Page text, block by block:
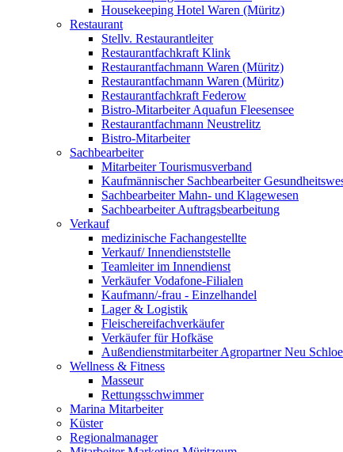
Housekeeping Hotel Waren (Müritz)
Restaurant
Stellv. Restaurantleiter
Restaurantfachkraft Klink
Restaurantfachmann Waren (Müritz)
Restaurantfachmann Waren (Müritz)
Restaurantfachkraft Federow
Bistro-Mitarbeiter Aquafun Fleesensee
Restaurantfachmann Neustrelitz
Bistro-Mitarbeiter
Sachbearbeiter
Mitarbeiter Tourismusverband
Kaufmännischer Sachbearbeiter
Sachbearbeiter Mahn- und Klagewesen
Sachbearbeiter Auftragsbearbeitung
Verkauf
medizinische Fachangestellte
Verkauf/ Innendienststelle
Teamleiter im Innendienst
Verkäufer Vodafone-Filialen
Kaufmann/-frau - Einzelhandel
Lager & Logistik
Fleischereifachverkäufer
Verkäufer für Hofkäse
Außendienstmitarbeiter Agropartner Neu
Wellness & Fitness
Masseur
Rettungsschwimmer
Marina Mitarbeiter
Küster
Regionalmanager